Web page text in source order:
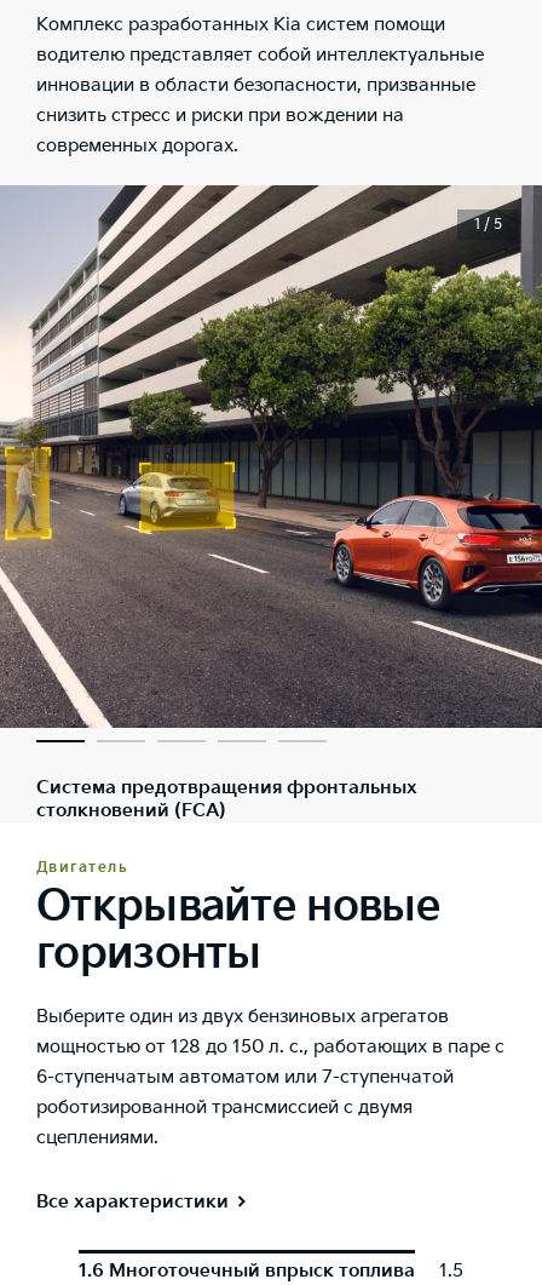
Комплекс разработанных Kia систем помощи
водителю представляет собой интеллектуальные
инновации в области безопасности, призванные
снизить стресс и риски при вождении на
современных дорогах.
Система предотвращения фронтальных
столкновений (FCA)
1 / 5
Двигатель
Открывайте новые
горизонты
Выберите один из двух бензиновых агрегатов
мощностью от 128 до 150 л. с., работающих в паре с
6-ступенчатым автоматом или 7-ступенчатой
роботизированной трансмиссией с двумя
сцеплениями.
Все характеристики
1.6 Многоточечный впрыск топлива 1.5 с